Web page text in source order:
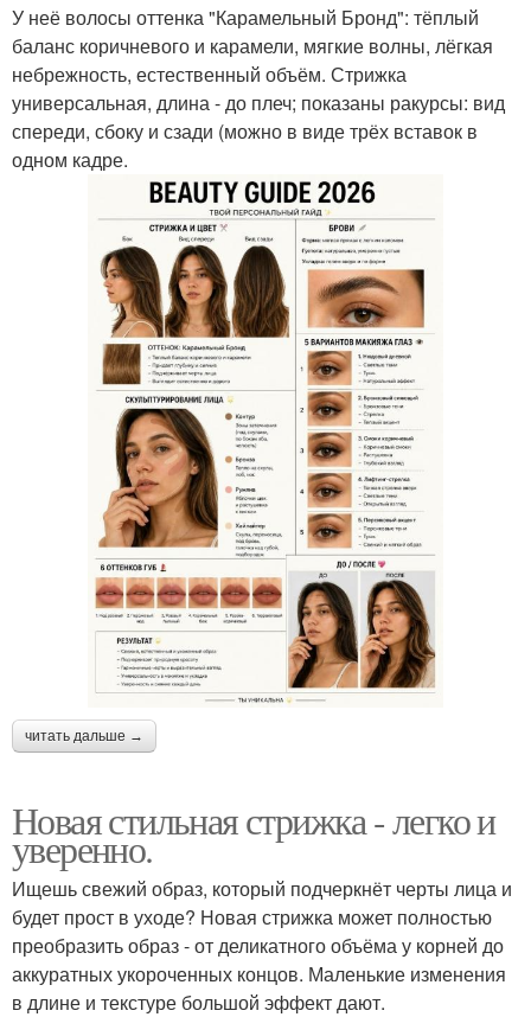
У неё волосы оттенка "Карамельный Бронд": тёплый
баланс коричневого и карамели, мягкие волны, лёгкая
небрежность, естественный объём. Стрижка
универсальная, длина - до плеч; показаны ракурсы: вид
спереди, сбоку и сзади (можно в виде трёх вставок в
одном кадре.
читать дальше →
Новая стильная стрижка - легко и
уверенно.
Ищешь свежий образ, который подчеркнёт черты лица и
будет прост в уходе? Новая стрижка может полностью
преобразить образ - от деликатного объёма у корней до
аккуратных укороченных концов. Маленькие изменения
в длине и текстуре большой эффект дают.